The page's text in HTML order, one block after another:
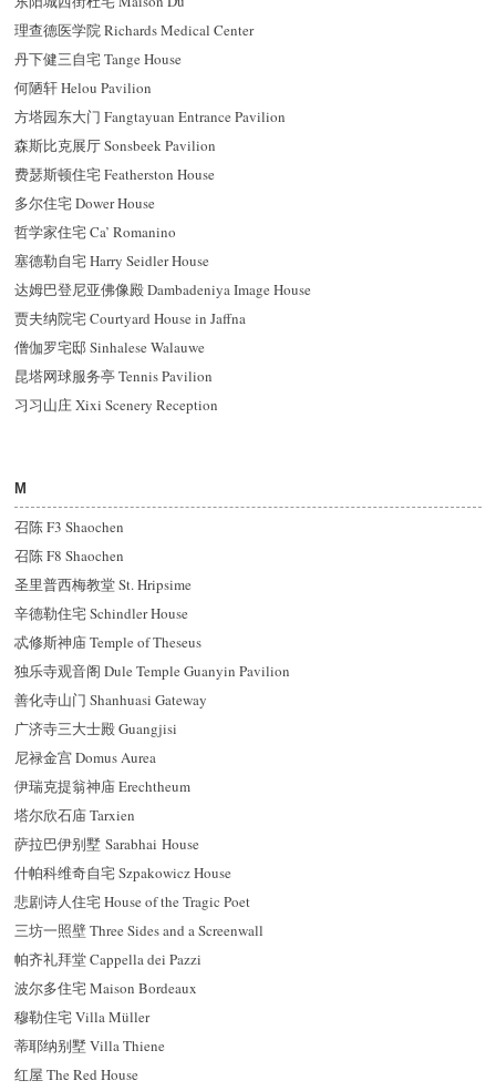
理查德医学院 Richards Medical Center
丹下健三自宅 Tange House
何陋轩 Helou Pavilion
方塔园东大门 Fangtayuan Entrance Pavilion
森斯比克展厅 Sonsbeek Pavilion
费瑟斯顿住宅 Featherston House
多尔住宅 Dower House
哲学家住宅 Ca’ Romanino
塞德勒自宅 Harry Seidler House
达姆巴登尼亚佛像殿 Dambadeniya Image House
贾夫纳院宅 Courtyard House in Jaffna
僧伽罗宅邸 Sinhalese Walauwe
昆塔网球服务亭 Tennis Pavilion
习习山庄 Xixi Scenery Reception
M
召陈 F3 Shaochen
召陈 F8 Shaochen
圣里普西梅教堂 St. Hripsime
辛德勒住宅 Schindler House
忒修斯神庙 Temple of Theseus
独乐寺观音阁 Dule Temple Guanyin Pavilion
善化寺山门 Shanhuasi Gateway
广济寺三大士殿 Guangjisi
尼禄金宫 Domus Aurea
伊瑞克提翁神庙 Erechtheum
塔尔欣石庙 Tarxien
萨拉巴伊别墅 Sarabhai House
什帕科维奇自宅 Szpakowicz House
悲剧诗人住宅 House of the Tragic Poet
三坊一照壁 Three Sides and a Screenwall
帕齐礼拜堂 Cappella dei Pazzi
波尔多住宅 Maison Bordeaux
穆勒住宅 Villa Müller
蒂耶纳别墅 Villa Thiene
红屋 The Red House